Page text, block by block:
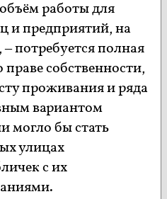
работы для
и предприятий, на
потребуется полная
собственности,
проживания и ряда
вариантом
могло бы стать
улицах
с их